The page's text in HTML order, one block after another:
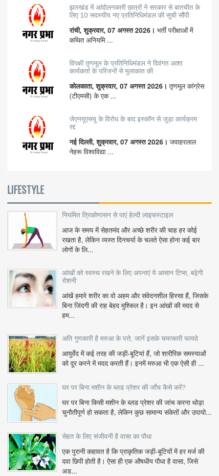
झारखंड में आंदोलनकारी छात्रों ने सरकार से बातचीत के
लिए 10 सदस्यीय नए प्रतिनिधिमंडल की सूची सौंपी
रांची, शुक्रवार, 07 अगस्त 2026। भर्ती परीक्षाओं में
कथित अनियमि ...
विपक्षी तृणमूल के प्रतिनिधिमंडल ने दिवंगत आशा
कार्यकर्ता के परिजनों से मुलाकात की
कोलकाता, शुक्रवार, 07 अगस्त 2026। तृणमूल कांग्रेस
(टीएमसी) के एक ...
जेएनयूएसयू के विरोध के बाद इस्कॉन से जुड़ा कार्यक्रम
रद्द
नई दिल्ली, शुक्रवार, 07 अगस्त 2026। जवाहरलाल
नेहरू विश्वविद्या ...
LIFESTYLE
नियमित त्रिकोणासन से पाएं हेल्दी लाइफस्टाइल
आज के समय में सेहतमंद और अच्छे शरीर की चाह हर कोई
रखता है, लेकिन व्यस्त दिनचर्या के चलते ऐसा होना कई बार
लोगों के लि...
आंखों को स्वस्थ रखने के लिए अपनाएं ये आसान टिप्स, बढ़ेगी
रोशनी
आंखें हमारे शरीर का वो अहम और संवेदनशील हिस्सा हैं, जिसके
बिना जिंदगी की राह बेहद मुश्किल है। इन आंखों की मदद से
हम...
अति गुणकारी है मरुआ के पत्ते, जानें इसके चमत्कारी फायदे
आयुर्वेद में कई तरह की जड़ी-बूटियां हैं, जो शारीरिक समस्याओं
को दूर करने में मदद करती हैं। इनमें मरुआ भी एक ऐसी ही ...
घर पर बिना मशीन के ब्लड प्रेशर की जाँच कैसे करें?
घर पर बिना किसी मशीन के ब्लड प्रेशर की जांच करना थोड़ा
चुनौतीपूर्ण हो सकता है, लेकिन कुछ सामान्य संकेतों और उपायो...
सेहत के लिए संजीवनी है वासा का पौधा
एक पुरानी कहावत है कि प्राकृतिक जड़ी-बूटियों में हर मर्ज की
दवा छिपी होती है। ऐसा ही एक औषधीय पौधा है वासा, जिसे
अड...